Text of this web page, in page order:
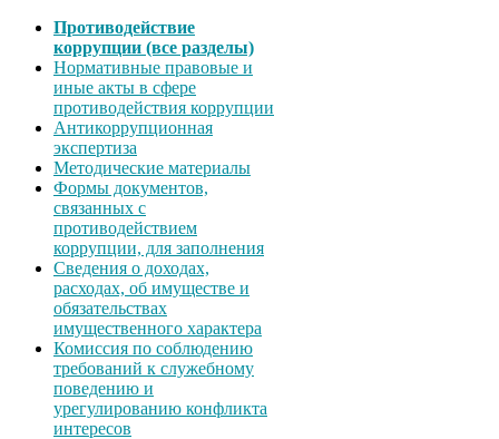
Противодействие
коррупции (все разделы)
Нормативные правовые и
иные акты в сфере
противодействия коррупции
Антикоррупционная
экспертиза
Методические материалы
Формы документов,
связанных с
противодействием
коррупции, для заполнения
Сведения о доходах,
расходах, об имуществе и
обязательствах
имущественного характера
Комиссия по соблюдению
требований к служебному
поведению и
урегулированию конфликта
интересов